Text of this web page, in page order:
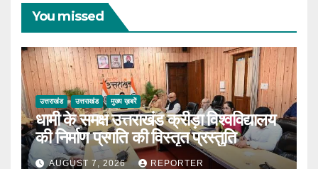
You missed
उत्तराखंड उत्तराखंड मुख्य ख़बरें
धामी के समक्ष उत्तराखंड क्रीड़ा विश्वविद्यालय
की निर्माण प्रगति की विस्तृत प्रस्तुति
AUGUST 7, 2026 REPORTER